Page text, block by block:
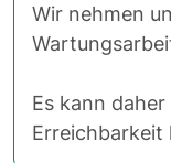
Wir nehmen
Es kann
Erreichbarkeit